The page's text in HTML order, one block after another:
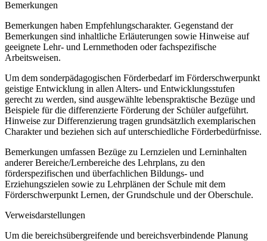
Bemerkungen
Bemerkungen haben Empfehlungscharakter. Gegenstand der
Bemerkungen sind inhaltliche Erläuterungen sowie Hinweise auf
geeignete Lehr- und Lernmethoden oder fachspezifische
Arbeitsweisen.
Um dem sonderpädagogischen Förderbedarf im Förderschwerpunkt
geistige Entwicklung in allen Alters- und Entwicklungsstufen
gerecht zu werden, sind ausgewählte lebenspraktische Bezüge und
Beispiele für die differenzierte Förderung der Schüler aufgeführt.
Hinweise zur Differenzierung tragen grundsätzlich exemplarischen
Charakter und beziehen sich auf unterschiedliche Förderbedürfnisse.
Bemerkungen umfassen Bezüge zu Lernzielen und Lerninhalten
anderer Bereiche/Lernbereiche des Lehrplans, zu den
förderspezifischen und überfachlichen Bildungs- und
Erziehungszielen sowie zu Lehrplänen der Schule mit dem
Förderschwerpunkt Lernen, der Grundschule und der Oberschule.
Verweisdarstellungen
Um die bereichsübergreifende und bereichsverbindende Planung